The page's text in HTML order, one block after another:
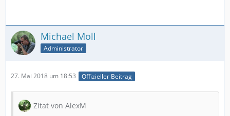
Michael Moll
Administrator
27. Mai 2018 um 18:53 Offizieller Beitrag
Zitat von AlexM